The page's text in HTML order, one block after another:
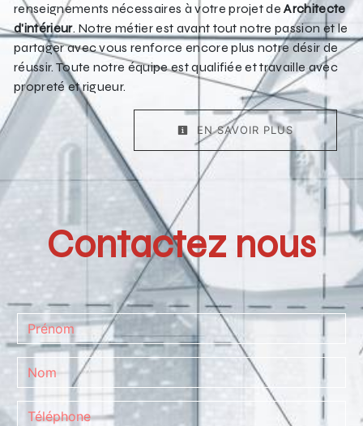
renseignements nécessaires à votre projet deArchitecte
d'intérieur. Notre métier est avant tout notre passion et le
partager avec vous renforce encore plus notre désir de
réussir. Toute notre équipe est qualifiée et travaille avec
propreté et rigueur.
EN SAVOIR PLUS
Contactez nous